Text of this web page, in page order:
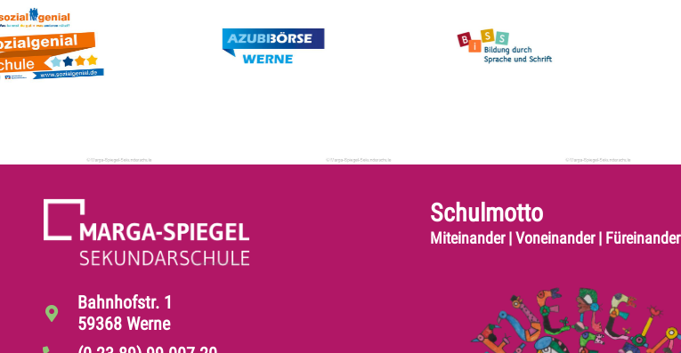
Bahnhofstr. 1
59368 Werne
Schulmotto
Miteinander | Voneinander | Füreinander